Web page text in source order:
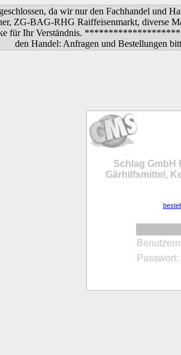
da wir nur den Fachhandel und
ZG-BAG-RHG Raiffeisenmarkt, diverse
für Ihr Verständnis.
den Handel: Anfragen und Bestellungen
Schlag GmbH
Gärhilfsmittel,
Passwort: